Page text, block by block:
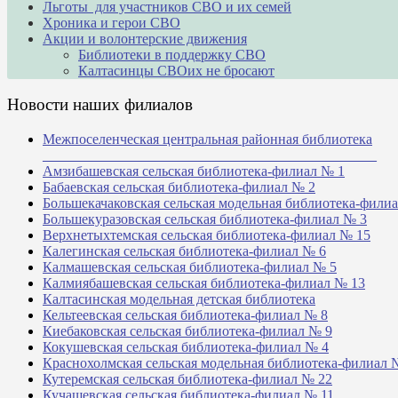
Льготы для участников СВО и их семей
Хроника и герои СВО
Акции и волонтерские движения
Библиотеки в поддержку СВО
Калтасинцы СВОих не бросают
Новости наших филиалов
Межпоселенческая центральная районная библиотека
Амзибашевская сельская библиотека-филиал № 1
Бабаевская сельская библиотека-филиал № 2
Большекачаковская сельская модельная библиотека-
Большекуразовская сельская библиотека-филиал № 3
Верхнетыхтемская сельская библиотека-филиал № 15
Калегинская сельская библиотека-филиал № 6
Калмашевская сельская библиотека-филиал № 5
Калмиябашевская сельская библиотека-филиал № 13
Калтасинская модельная детская библиотека
Кельтеевская сельская библиотека-филиал № 8
Киебаковская сельская библиотека-филиал № 9
Кокушевская сельская библиотека-филиал № 4
Краснохолмская сельская модельная библиотека-филиал
Кутеремская сельская библиотека-филиал № 22